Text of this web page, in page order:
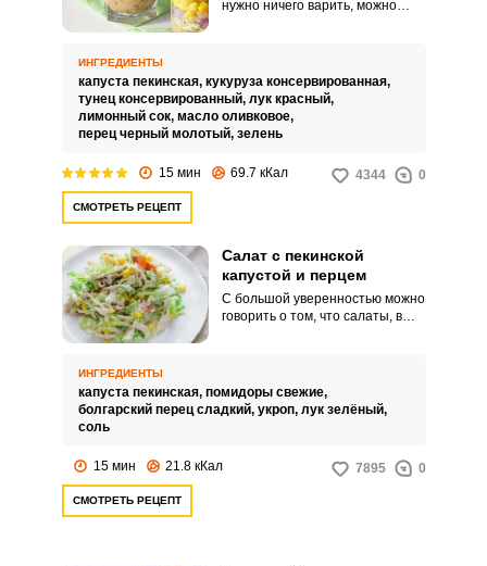
нужно ничего варить, можно
Получается изысканно и
красиво: сквозь стекло видны
яркие слои капусты, кукурузы,
тунца и лука.
ИНГРЕДИЕНТЫ
капуста пекинская, кукуруза консервированная,
тунец консервированный, лук красный,
лимонный сок, масло оливковое,
перец черный молотый, зелень
15 мин 69.7 кКал 4344 0
СМОТРЕТЬ РЕЦЕПТ
Салат с пекинской
капустой и перцем
С большой уверенностью можно
говорить о том, что салаты, в
равнодушными, поскольку этот
ингредиент не только
отличается нежным вкусом и
микроэлементов и витаминов.
ИНГРЕДИЕНТЫ
капуста пекинская, помидоры свежие,
болгарский перец сладкий, укроп, лук зелёный,
соль
15 мин 21.8 кКал 7895 0
СМОТРЕТЬ РЕЦЕПТ